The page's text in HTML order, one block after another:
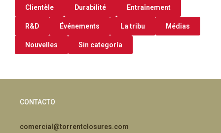
Clientèle Durabilité Entraînement
R&D Événements La tribu Médias
Nouvelles Sin categoría
CONTACTO
comercial@torrentclosures.com